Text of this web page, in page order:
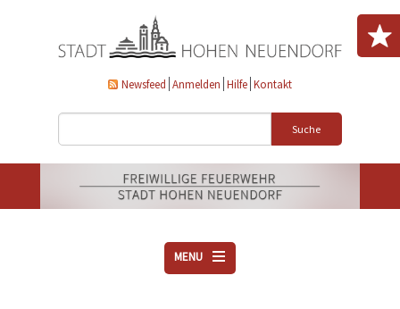
Newsfeed Anmelden Hilfe Kontakt
Suche
MENU